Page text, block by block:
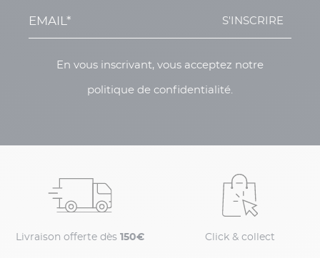
S'INSCRIRE
En vous inscrivant, vous acceptez notre
politique de confidentialité.
Livraison offerte dès 150€ Click & collect